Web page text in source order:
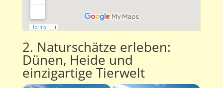
2. Naturschätze erleben:
Dünen, Heide und
einzigartige Tierwelt